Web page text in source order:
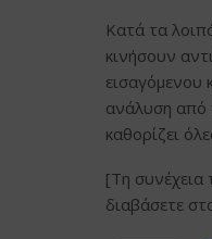
Κατά τα
κινήσουν
εισαγόμενου
ανάλυση από
καθορίζει
[Τη συνέχεια
διαβάσετε